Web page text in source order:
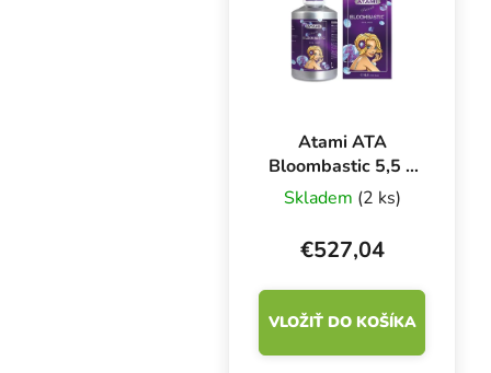
enzýmov v...
Atami ATA
Bloombastic 5,5 l,
stimulátor kvetov
Skladem (2 ks)
€527,04
VLOŽIŤ DO KOŠÍKA